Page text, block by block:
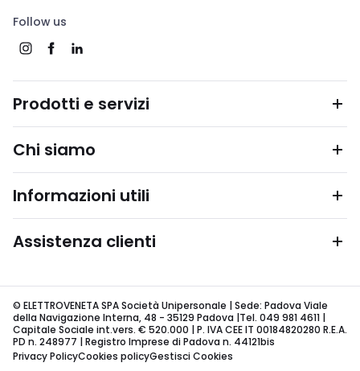
Follow us
Prodotti e servizi
Chi siamo
Informazioni utili
Assistenza clienti
© ELETTROVENETA SPA Società Unipersonale | Sede: Padova Viale
della Navigazione Interna, 48 - 35129 Padova |Tel. 049 981 4611 |
Capitale Sociale int.vers. € 520.000 | P. IVA CEE IT 00184820280 R.E.A.
PD n. 248977 | Registro Imprese di Padova n. 44121bis
Privacy PolicyCookies policyGestisci Cookies